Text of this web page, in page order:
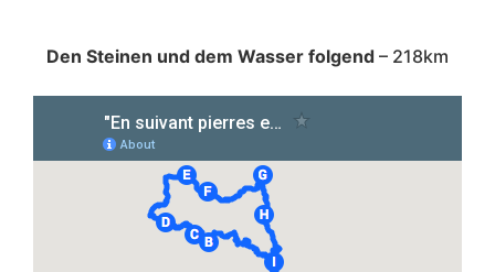
Den Steinen und dem Wasser folgend – 218km